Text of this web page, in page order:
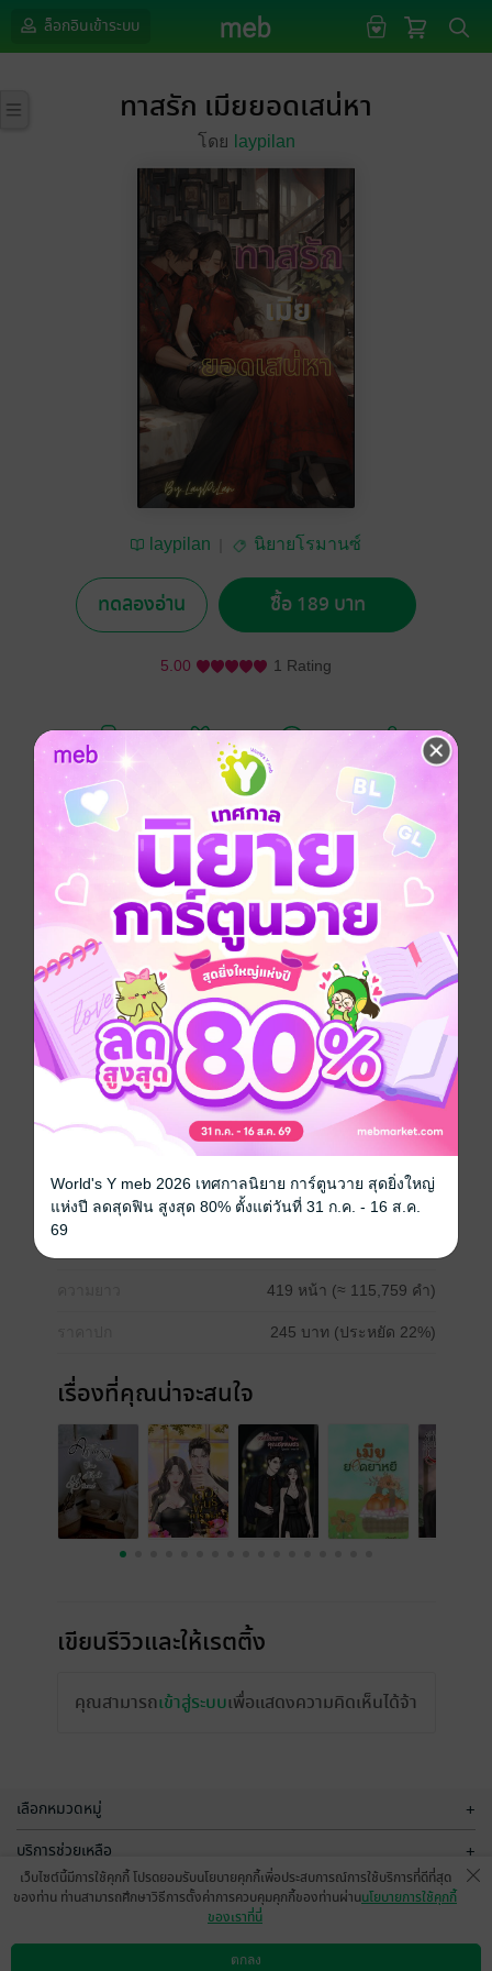
ล็อกอินเข้าระบบ
ทาสรัก เมียยอดเสน่หา
โดย laypilan
laypilan นิยายโรมานซ์
ทดลองอ่าน ซื้อ 189 บาท
5.00 1 Rating
อยากได้ ซื้อเป็นของขวัญ ติดตาม
เรื่องราวความรักของ bad boy หนุ่มผู้ไร้หัวใจกับหญิงสาว
มากคุณหนูผู้น่ารัก ด้วยเหตุอันใดก็แล้วแต่ที่ทำให้เขาและ
เธอมาอยู่ร่วมบ้านเดียวกัน หญิงสาวต้องมารับรู้พฤติกรรม
แย่ๆ ของเขาเธอต้องอดทนนอนฟังเสียงครวญครางของ
บรรดาคู่ขาของเขาแทบทุกคืน จนสุขภาพจิตของเธอเริ่ม
ไม่ปกติเมื่อความอดทนของเธอหมดลงเธอจะไม่ทนอยู่กับ
เขาอีกต่อไปแต่เขาจะยอมง่ายๆ ได้ยังไง ในเมื่อเธอมา
ทำให้หัวใจของเขาหวั่นไหวขนาดนี้ ก็คุณเมียน่ะนะ ออก
จะเย้ายวน ชวนชิมแค่กๆ อุ้ย ชวนให้ใจสั่นขนาดน้านนน
ใครจะอดใจไหว ไม่ได้ด้วยเล่ห์ก็ล่อด้วย เรื่องผีๆ นี่แหล่ะ
หึๆ ฝันไปเถอะยัยตัวแสบว่าจะหนีเขาพ้น
โรมานซ์
ประเภทไฟล์ pdf, epub(สารบัญ)
419 หน้า (≈ 115,759 คำ)
245 บาท (ประหยัด 22%)
เรื่องที่คุณน่าจะสนใจ
เขียนรีวิวและให้เรตติ้ง
คุณสามารถเข้าสู่ระบบเพื่อแสดงความคิดเห็นได้จ้า
เลือกหมวดหมู่ +
บริการช่วยเหลือ +
เกี่ยวกับเรา
เว็บไซต์นี้มีการใช้คุกกี้ โปรดยอมรับนโยบายคุกกี้เพื่อประสบการณ์การใช้บริการที่ดีที่สุด
ของท่าน ท่านสามารถศึกษาวิธีการตั้งค่าการควบคุมคุกกี้ของท่านผ่านนโยบายการใช้คุกกี้
ของเราที่นี่
ตกลง
World's Y meb 2026 เทศกาลนิยาย การ์ตูนวาย สุดยิ่งใหญ่
แห่งปี ลดสุดฟิน สูงสุด 80% ตั้งแต่วันที่ 31 ก.ค. - 16 ส.ค.
69